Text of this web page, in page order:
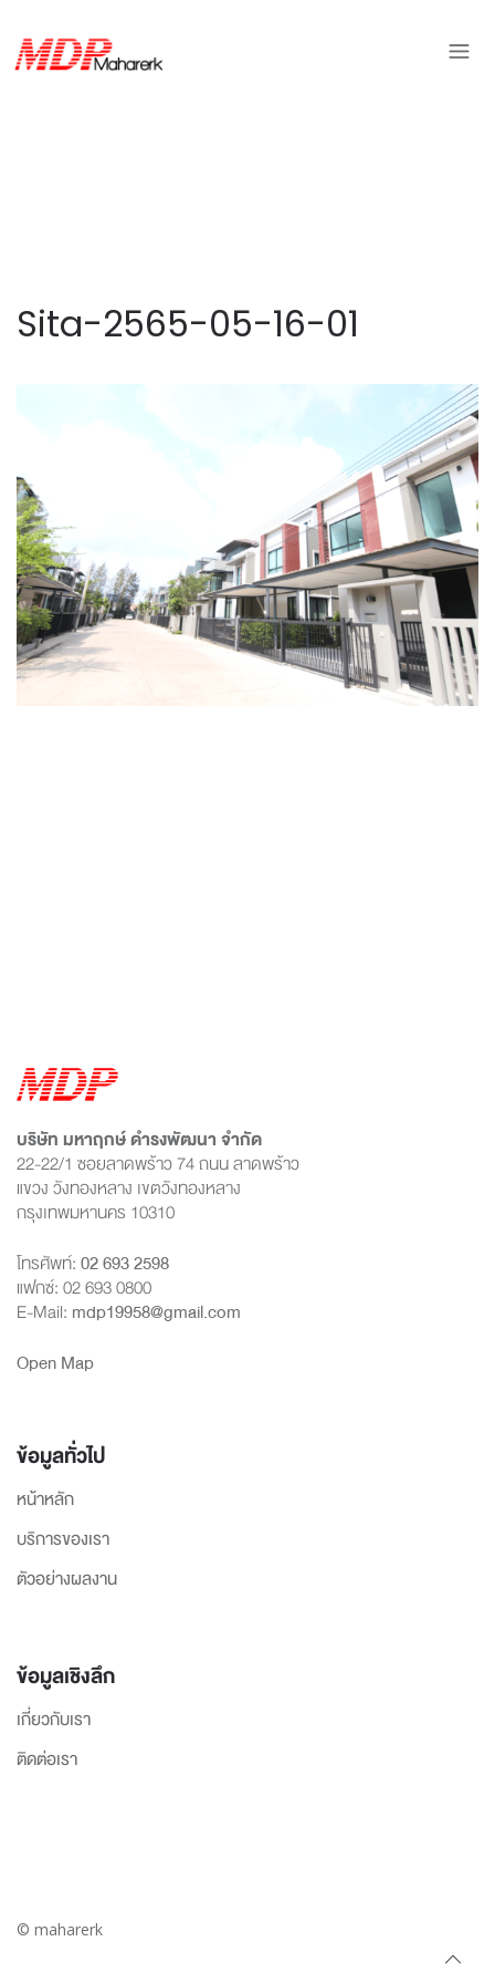
Sita-2565-05-16-01
บริษัท มหาฤกษ์ ดำรงพัฒนา จำกัด
22-22/1 ซอยลาดพร้าว 74 ถนน ลาดพร้าว
แขวง วังทองหลาง เขตวังทองหลาง
กรุงเทพมหานคร 10310
โทรศัพท์:02 693 2598
แฟกซ์: 02 693 0800
E-Mail: mdp19958@gmail.com
Open Map
ข้อมูลทั่วไป
หน้าหลัก
บริการของเรา
ตัวอย่างผลงาน
ข้อมูลเชิงลึก
เกี่ยวกับเรา
ติดต่อเรา
© maharerk